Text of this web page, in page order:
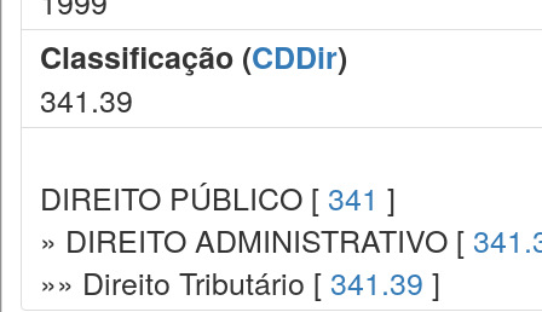
Classificação (CDDir)
341.39
DIREITO PÚBLICO [ 341 ]
» DIREITO ADMINISTRATIVO [
»» Direito Tributário [ 341.39 ]